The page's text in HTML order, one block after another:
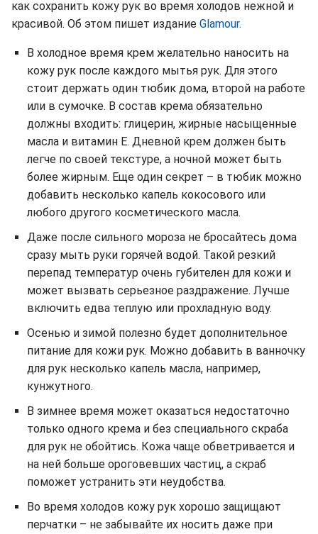
как сохранить кожу рук во время холодов нежной и
красивой. Об этом пишет издание Glamour.
В холодное время крем желательно наносить на
кожу рук после каждого мытья рук. Для этого
стоит держать один тюбик дома, второй на работе
или в сумочке. В состав крема обязательно
должны входить: глицерин, жирные насыщенные
масла и витамин Е. Дневной крем должен быть
легче по своей текстуре, а ночной может быть
более жирным. Еще один секрет – в тюбик можно
добавить несколько капель кокосового или
любого другого косметического масла.
Даже после сильного мороза не бросайтесь дома
сразу мыть руки горячей водой. Такой резкий
перепад температур очень губителен для кожи и
может вызвать серьезное раздражение. Лучше
включить едва теплую или прохладную воду.
Осенью и зимой полезно будет дополнительное
питание для кожи рук. Можно добавить в ванночку
для рук несколько капель масла, например,
кунжутного.
В зимнее время может оказаться недостаточно
только одного крема и без специального скраба
для рук не обойтись. Кожа чаще обветривается и
на ней больше ороговевших частиц, а скраб
поможет устранить эти неудобства.
Во время холодов кожу рук хорошо защищают
перчатки – не забывайте их носить даже при